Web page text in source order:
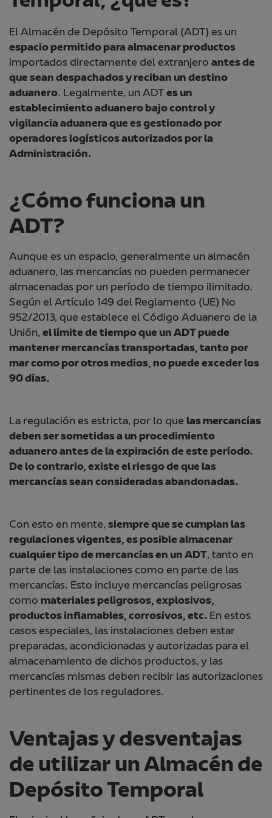
El Almacén de Depósito Temporal (ADT) es un
espacio permitido para almacenar productos
importados directamente del extranjero antes de
que sean despachados y reciban un destino
aduanero. Legalmente, un ADTes un
establecimiento aduanero bajo control y
vigilancia aduanera que es gestionado por
operadores logísticos autorizados por la
Administración.
¿Cómo funciona un
ADT?
Aunque es un espacio, generalmente un almacén
aduanero, las mercancías no pueden permanecer
almacenadas por un período de tiempo ilimitado.
Según el Artículo 149 del Reglamento (UE) No
952/2013, que establece el Código Aduanero de la
Unión,el límite de tiempo que un ADT puede
mantener mercancías transportadas, tanto por
mar como por otros medios, no puede exceder los
90 días.
La regulación es estricta, por lo que las mercancías
deben ser sometidas a un procedimiento
aduanero antes de la expiración de este período.
De lo contrario, existe el riesgo de que las
mercancías sean consideradas abandonadas.
Con esto en mente,siempre que se cumplan las
regulaciones vigentes, es posible almacenar
cualquier tipo de mercancías en un ADT, tanto en
parte de las instalaciones como en parte de las
mercancías. Esto incluye mercancías peligrosas
como materiales peligrosos, explosivos,
productos inflamables, corrosivos, etc. En estos
casos especiales, las instalaciones deben estar
preparadas, acondicionadas y autorizadas para el
almacenamiento de dichos productos, y las
mercancías mismas deben recibir las autorizaciones
pertinentes de los reguladores.
Ventajas y desventajas
de utilizar un Almacén de
Depósito Temporal